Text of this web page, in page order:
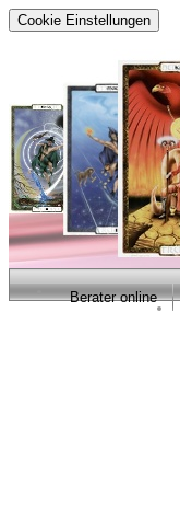
Cookie Einstellungen
Berater online